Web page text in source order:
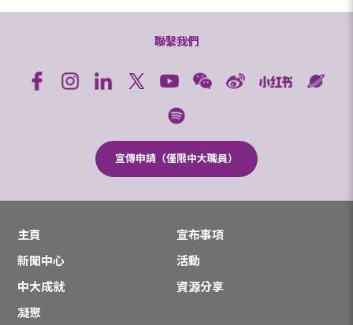
聯繫我們
宣傳申請（僅限中大職員）
主頁
宣布事項
新聞中心
活動
中大成就
資源分享
凝聚